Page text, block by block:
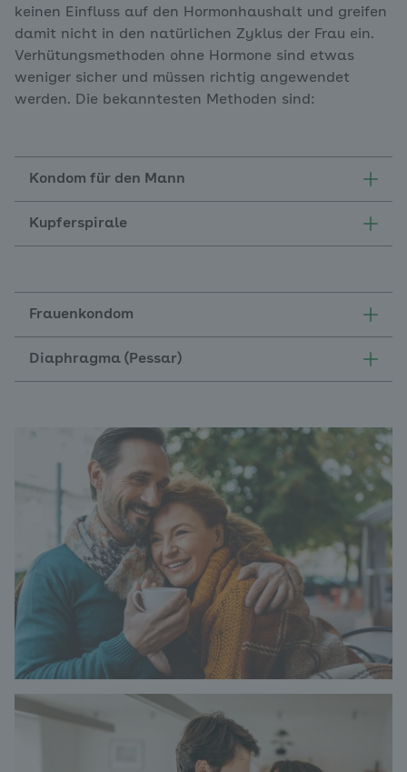
keinen Einfluss auf den Hormonhaushalt und greifen
damit nicht in den natürlichen Zyklus der Frau ein.
Verhütungsmethoden ohne Hormone sind etwas
weniger sicher und müssen richtig angewendet
werden. Die bekanntesten Methoden sind:
Kondom für den Mann
Kupferspirale
Frauenkondom
Diaphragma (Pessar)